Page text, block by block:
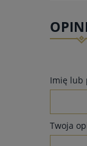
Imię lub
Twoja